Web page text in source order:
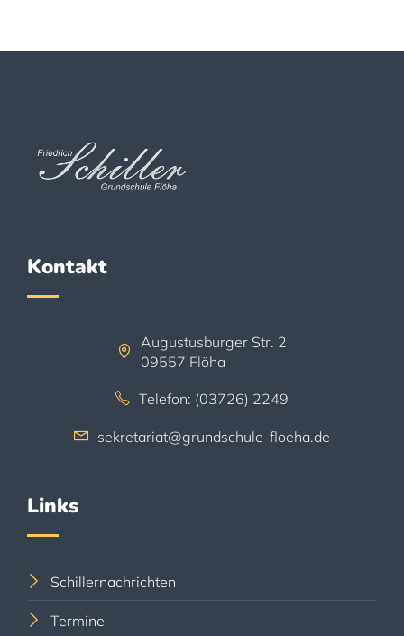
Kontakt
Augustusburger Str. 2
09557 Flöha
Telefon: (03726) 2249
sekretariat@grundschule-floeha.de
Links
Schillernachrichten
Termine